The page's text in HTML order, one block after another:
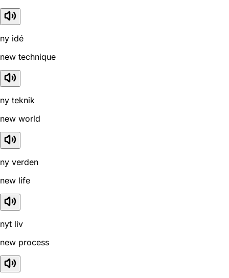
ny idé
new technique
ny teknik
new world
ny verden
new life
nyt liv
new process